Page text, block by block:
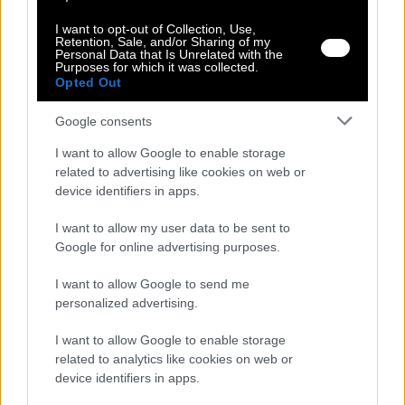
I want to opt-out of Collection, Use,
Retention, Sale, and/or Sharing of my
Personal Data that Is Unrelated with the
Purposes for which it was collected.
Opted Out
Google consents
I want to allow Google to enable storage
related to advertising like cookies on web or
device identifiers in apps.
I want to allow my user data to be sent to
Google for online advertising purposes.
I want to allow Google to send me
personalized advertising.
I want to allow Google to enable storage
related to analytics like cookies on web or
device identifiers in apps.
Αλλαγές και επιστροφές
Θέλουμε να είστε απόλυτα ικανοποιημένοι με την αγορά
σας.
μέσα σε 14 εργάσιμες ημέρες από την ημερομηνία
Έχετε το δικαίωμα να επιστρέψετε τα προϊόντα που
αγοράσατε και να ζητήσετε την αντικατάσταση τους όταν
λανθασμένα προϊόντα ή προϊόντα κακής και ελαττωματικής
ποιότητας (λάθος στη λήψη της παραγγελίας, στην
τιμολόγηση, στην αποστολή κ.λ.π.) και
- σε όλες τις περιπτώσεις στις οποίες υπήρξε πρόβλημα /
πραγματικό ελάττωμα ή αλλοίωση στο προϊόν.
Σε αυτές τις περιπτώσεις η εταιρεία μας αναλαμβάνει το
κόστος της μεταφοράς αλλά και της αποστολής του
αντικαθιστώμενου προιόντος.